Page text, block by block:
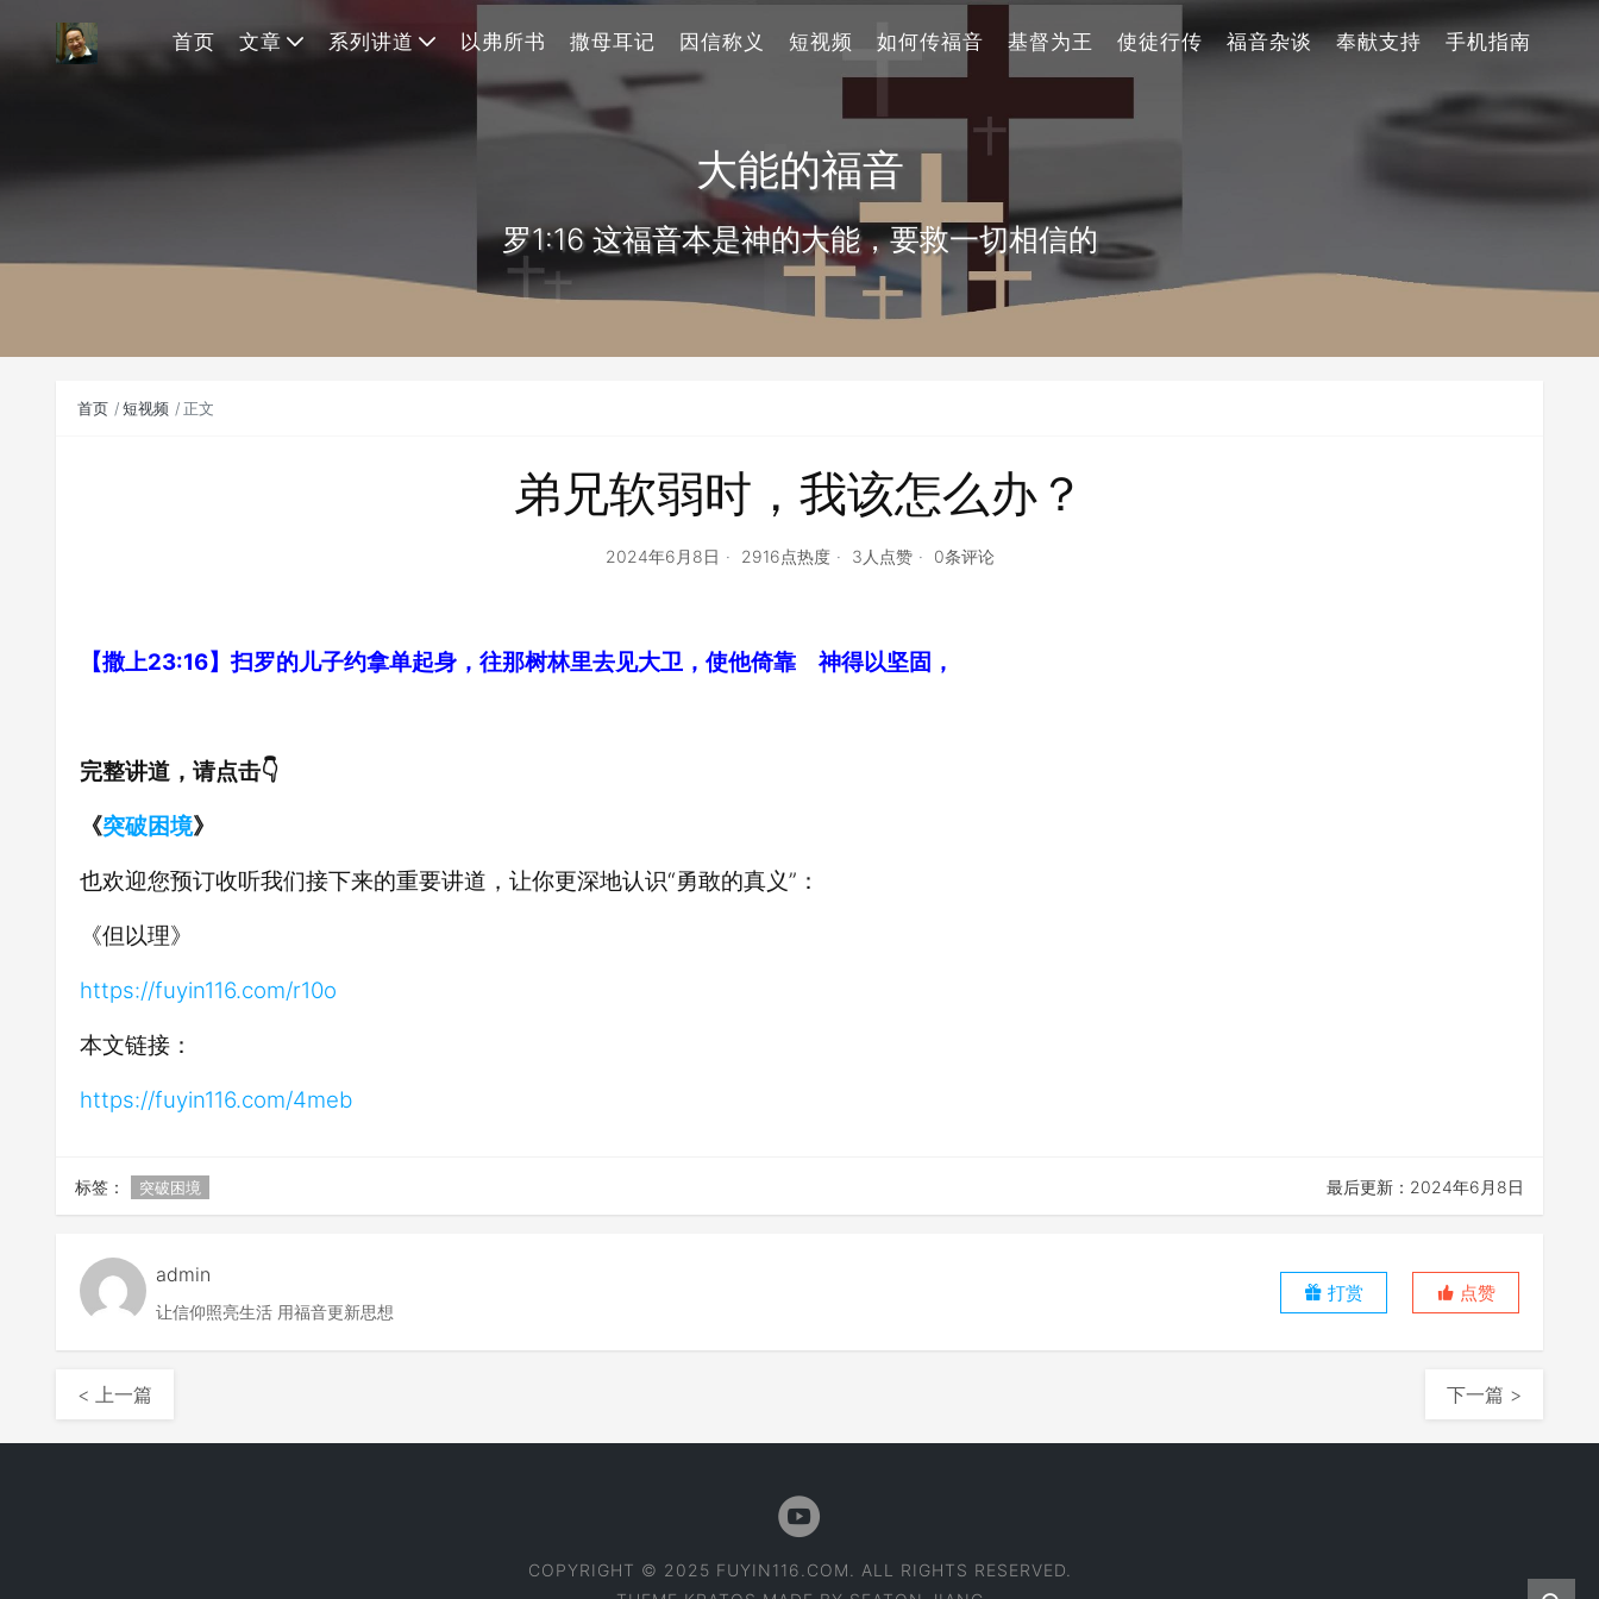
首页 文章 系列讲道 以弗所书 撒母耳记 因信称义 短视频 如何传福音 基督为王 使徒行传 福音杂谈 奉献支持 手机指南
大能的福音
罗1:16 这福音本是神的大能，要救一切相信的
首页 短视频 正文
弟兄软弱时，我该怎么办？
2024年6月8日 2916点热度 3人点赞 0条评论
【撒上23:16】扫罗的儿子约拿单起身，往那树林里去见大卫，使他倚靠 神得以坚固，
完整讲道，请点击👇
《突破困境》
也欢迎您预订收听我们接下来的重要讲道，让你更深地认识“勇敢的真义”：
《但以理》
https://fuyin116.com/r10o
本文链接：
https://fuyin116.com/4meb
标签： 突破困境 最后更新：2024年6月8日
admin
让信仰照亮生活 用福音更新思想
打赏 点赞
< 上一篇 下一篇 >
COPYRIGHT © 2025 FUYIN116.COM. ALL RIGHTS RESERVED.